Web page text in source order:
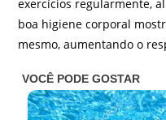
exercícios regularmente,
boa higiene corporal
mesmo, aumentando o